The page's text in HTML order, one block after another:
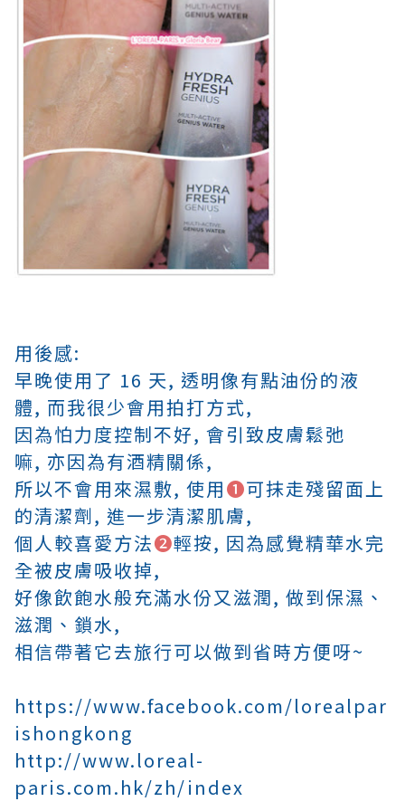
用後感:
早晚使用了 16 天, 透明像有點油份的液
體, 而我很少會用拍打方式,
因為怕力度控制不好, 會引致皮膚鬆弛
嘛, 亦因為有酒精關係,
所以不會用來濕敷, 使用➊可抹走殘留面上
的清潔劑, 進一步清潔肌膚,
個人較喜愛方法➋輕按, 因為感覺精華水完
全被皮膚吸收掉,
好像飲飽水般充滿水份又滋潤, 做到保濕 、
滋潤 、鎖水,
相信帶著它去旅行可以做到省時方便呀~
https://www.facebook.com/lorealpar
ishongkong
http://www.loreal-
paris.com.hk/zh/index